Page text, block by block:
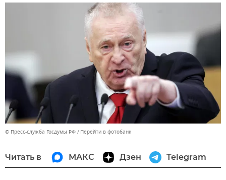
© Пресс-служба Госдумы РФ Перейти в фотобанк
Читать в МАКС Дзен Telegram